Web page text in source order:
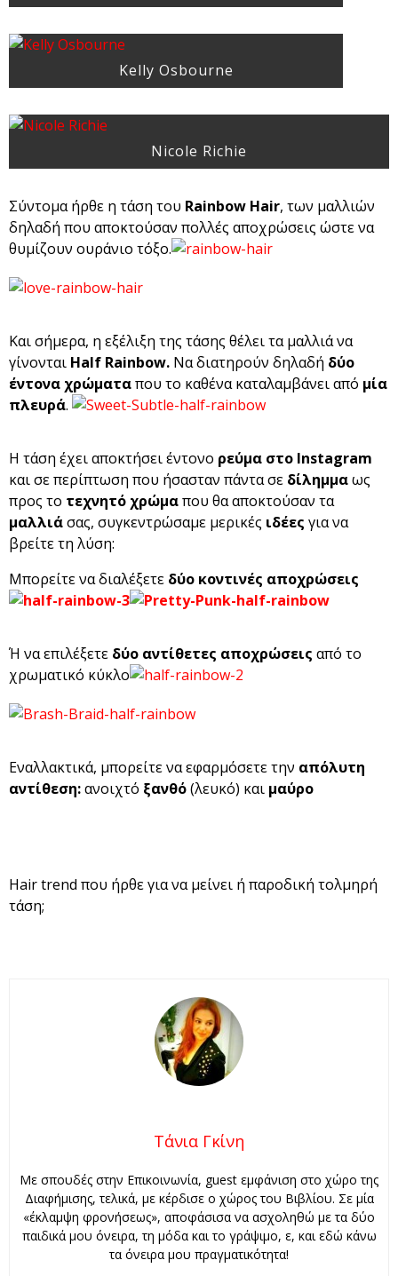
Kelly Osbourne
Nicole Richie
Σύντομα ήρθε η τάση του Rainbow Hair, των μαλλιών
δηλαδή που αποκτούσαν πολλές αποχρώσεις ώστε να
θυμίζουν ουράνιο τόξο.
Και σήμερα, η εξέλιξη της τάσης θέλει τα μαλλιά να
γίνονται Half Rainbow. Να διατηρούν δηλαδή δύο
έντονα χρώματαπου το καθένα καταλαμβάνει από μία
πλευρά.
Η τάση έχει αποκτήσει έντονο ρεύμα στο Instagram
και σε περίπτωση που ήσασταν πάντα σε δίλημμαως
προς το τεχνητό χρώμαπου θα αποκτούσαν τα
μαλλιάσας, συγκεντρώσαμε μερικές ιδέες για να
βρείτε τη λύση:
Μπορείτε να διαλέξετε δύο κοντινές αποχρώσεις
Ή να επιλέξετε δύο αντίθετες αποχρώσεις από το
χρωματικό κύκλο
Εναλλακτικά, μπορείτε να εφαρμόσετε την απόλυτη
αντίθεση:ανοιχτό ξανθό(λευκό) και μαύρο
Hair trend που ήρθε για να μείνει ή παροδική τολμηρή
τάση;
Τάνια Γκίνη
Με σπουδές στην Επικοινωνία, guest εμφάνιση στο χώρο της
Διαφήμισης, τελικά, με κέρδισε ο χώρος του Βιβλίου. Σε μία
«έκλαμψη φρονήσεως», αποφάσισα να ασχοληθώ με τα δύο
παιδικά μου όνειρα, τη μόδα και το γράψιμο, ε, και εδώ κάνω
τα όνειρα μου πραγματικότητα!